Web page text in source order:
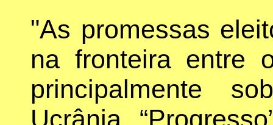
"As promessas
na fronteira entre
principalmente
Ucrânia.